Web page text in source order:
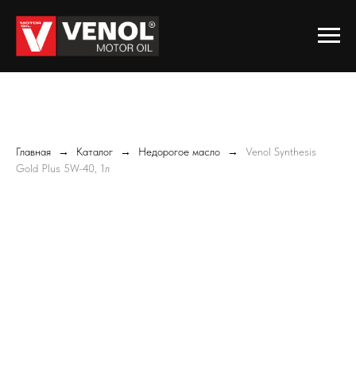
Главная Каталог Недорогое масло
Venol Synthesis
Gold Plus 5W-40, 1л